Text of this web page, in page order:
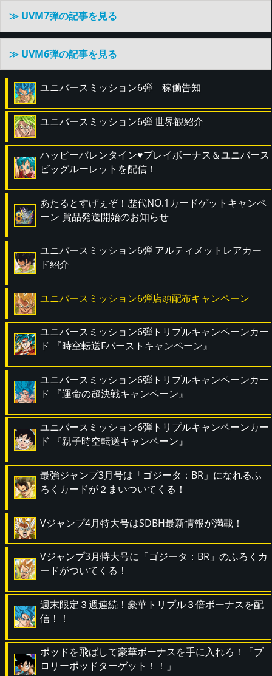
≫ UVM7弾の記事を見る
≫ UVM6弾の記事を見る
ユニバースミッション6弾 稼働告知
ユニバースミッション6弾 世界観紹介
ハッピーバレンタイン♥プレイボーナス＆ユニバース
ビッグルーレットを配信！
あたるとすげぇぞ！歴代NO.1カードゲットキャンペ
ーン 賞品発送開始のお知らせ
ユニバースミッション6弾 アルティメットレアカー
ド紹介
ユニバースミッション6弾店頭配布キャンペーン
ユニバースミッション6弾トリプルキャンペーンカー
ド 『時空転送Fバーストキャンペーン』
ユニバースミッション6弾トリプルキャンペーンカー
ド 『運命の超決戦キャンペーン』
ユニバースミッション6弾トリプルキャンペーンカー
ド 『親子時空転送キャンペーン』
最強ジャンプ3月号は「ゴジータ：BR」になれるふ
ろくカードが２まいついてくる！
Vジャンプ4月特大号はSDBH最新情報が満載！
Vジャンプ3月特大号に「ゴジータ：BR」のふろくカ
ードがついてくる！
週末限定３週連続！豪華トリプル３倍ボーナスを配
信！！
ポッドを飛ばして豪華ボーナスを手に入れろ！「ブ
ロリーポッドターゲット！！」